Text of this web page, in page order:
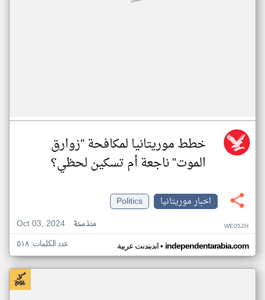
خطط موريتانيا لمكافحة "زوارق
الموت" ناجعة أم تسكين لحظي؟
اخبار موريتانيا
Politics
Oct 03, 2024
منذ سنة WE05ZH
اندبندنت عربية• independentarabia.com عدد الكلمات: ٥١٨